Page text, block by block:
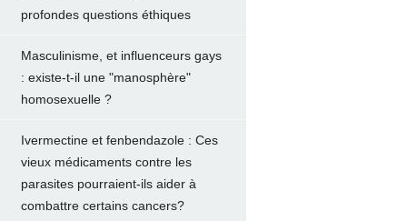
profondes questions éthiques
Masculinisme, et influenceurs gays
: existe-t-il une "manosphère"
homosexuelle ?
Ivermectine et fenbendazole : Ces
vieux médicaments contre les
parasites pourraient-ils aider à
combattre certains cancers?